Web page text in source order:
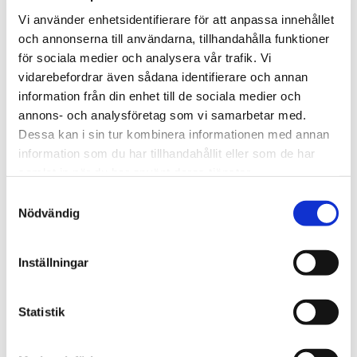
Vi använder enhetsidentifierare för att anpassa innehållet
och annonserna till användarna, tillhandahålla funktioner
för sociala medier och analysera vår trafik. Vi
vidarebefordrar även sådana identifierare och annan
information från din enhet till de sociala medier och
annons- och analysföretag som vi samarbetar med.
Dessa kan i sin tur kombinera informationen med annan
information som du har tillhandahållit eller som de har
Nödvändig
Inställningar
Statistik
micronivå kring de orter där fastigheterna var belägna.
De uppskattade även vår förmåga att kunna leverera
när det verkligen är tidskritiskt. Sedan affären
genomfördes har Unobo fortsatt sin utvecklings- och
tillväxtresa. Beståndet är idag 5650 lägenheter och det
växer kontinuerligt med investeringar i nyproduktion.
Experttips
Tänk på det här när det
värderingsuppdrag
Driftnettot är lokalt, välj en konsult som kan den